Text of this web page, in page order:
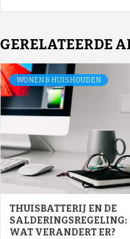
GERELATEERDE
WONEN & HUISHOUDEN
THUISBATTERIJ EN DE
SALDERINGSREGELING:
WAT VERANDERT ER?